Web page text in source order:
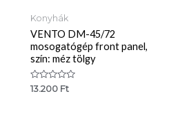
Konyhák
VENTO DM-45/72
mosogatógép front panel,
szín: méz tölgy
Értékelés:
0
13.200 Ft